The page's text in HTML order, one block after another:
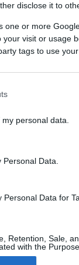
disclose it to
one or more
visit or usage
tags to use
personal data.
Data.
Data for
Retention, Sale,
with the